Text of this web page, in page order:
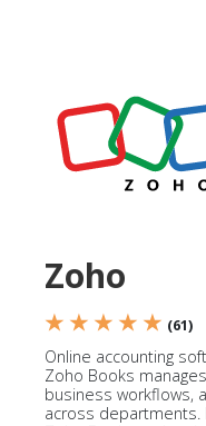
Zoho
★ ★ ★ ★ ★ (61)
Online accounting
Zoho Books
business workflows,
across departments.